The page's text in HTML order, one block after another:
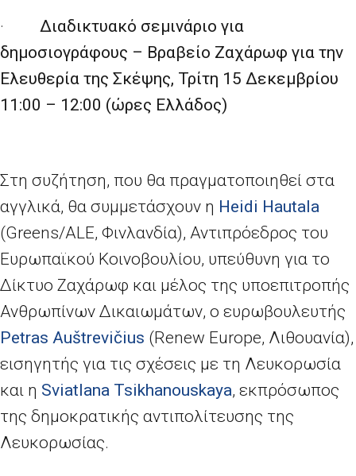
· Διαδικτυακό σεμινάριο για
δημοσιογράφους – Βραβείο Ζαχάρωφ για την
Ελευθερία της Σκέψης, Τρίτη 15 Δεκεμβρίου
11:00 – 12:00 (ώρες Ελλάδος)
Στη συζήτηση, που θα πραγματοποιηθεί στα
αγγλικά, θα συμμετάσχουν η Heidi Hautala
(Greens/ALE, Φινλανδία), Αντιπρόεδρος του
Ευρωπαϊκού Κοινοβουλίου, υπεύθυνη για το
Δίκτυο Ζαχάρωφ και μέλος της υποεπιτροπής
Ανθρωπίνων Δικαιωμάτων, ο ευρωβουλευτής
Petras Auštrevičius (Renew Europe, Λιθουανία),
εισηγητής για τις σχέσεις με τη Λευκορωσία
και η Sviatlana Tsikhanouskaya, εκπρόσωπος
της δημοκρατικής αντιπολίτευσης της
Λευκορωσίας.